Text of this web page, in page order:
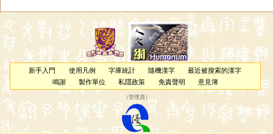
新手入門 使用凡例 字庫統計 隨機漢字
最近被搜索的漢字
鳴謝
製作單位 私隱政策 免責聲明 意見簿
（管理員 ）